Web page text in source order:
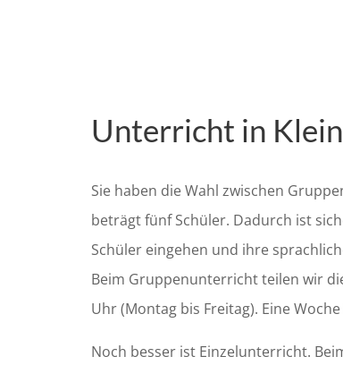
Unterricht in
Sie haben die Wahl zwischen
beträgt fünf Schüler. Dadurch ist
Schüler eingehen und ihre
Beim Gruppenunterricht teilen wir
Uhr (Montag bis Freitag). Eine Woche
Noch besser ist Einzelunterricht.